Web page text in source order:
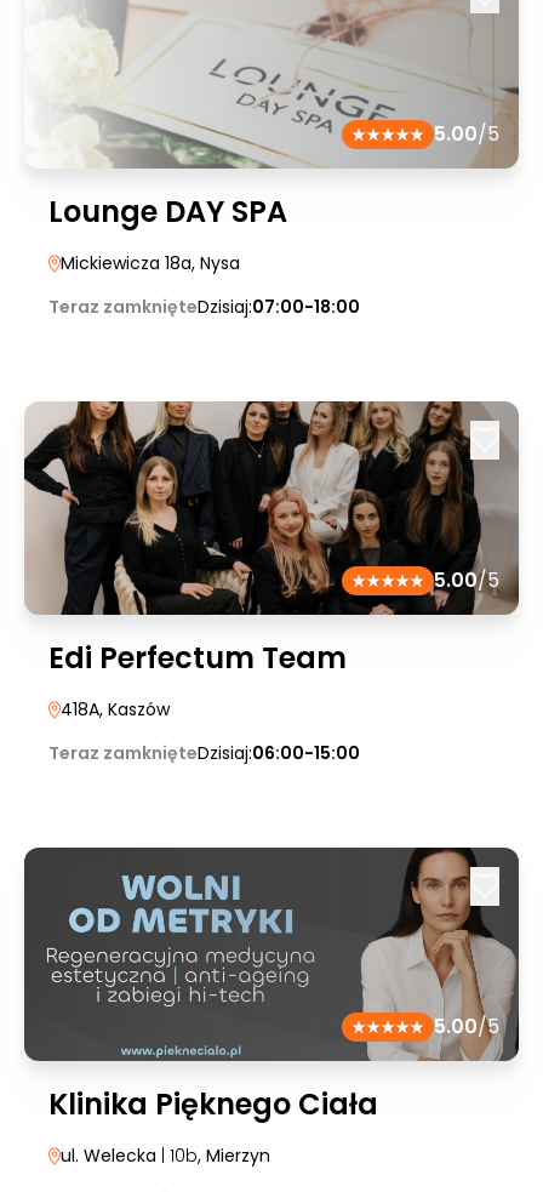
5.00/5
Lounge DAY SPA
Mickiewicza 18a, Nysa
Teraz zamknięteDzisiaj:07:00-18:00
5.00/5
Edi Perfectum Team
418A, Kaszów
Teraz zamknięteDzisiaj:06:00-15:00
5.00/5
Klinika Pięknego Ciała
ul. Welecka | 10b, Mierzyn